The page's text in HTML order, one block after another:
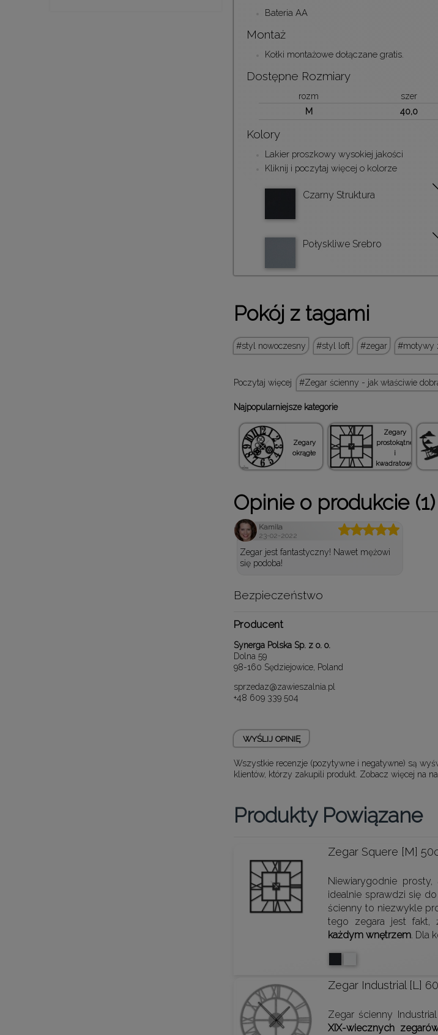
Bateria AA
Montaż
Kołki montażowe dołączane gratis.
Dostępne Rozmiary
rozm szer
M
40,0
Kolory
Lakier proszkowy wysokiej jakości
Kliknij i poczytaj więcej o kolorze
Czarny Struktura
Połyskliwe Srebro
Pokój z tagami
styl nowoczesny styl loft zegar motywy
Poczytaj więcej Zegar ścienny - jak właściwie
Najpopularniejsze kategorie
Zegary
okrągłe
Zegary
prostokątne
i
kwadratowe
Opinie o produkcie (1)
Kamila
23-02-2022
Zegar jest fantastyczny! Nawet mężowi
się podoba!
Bezpieczeństwo
Producent
Synerga Polska Sp. z o. o.
Dolna 59
98-160 Sędziejowice, Poland
sprzedaz@zawieszalnia.pl
+48 609 339 504
WYŚLIJ OPINIĘ
Wszystkie recenzje (pozytywne i negatywne) są
klientów, którzy zakupili produkt. Zobacz więcej na
Produkty Powiązane
Zegar Squere [M]
Niewiarygodnie
idealnie sprawdzi się
ścienny to niezwykle
tego zegara jest fakt,
każdym wnętrzem. Dla
Zegar Industrial [L]
Zegar ścienny
XIX-wiecznych